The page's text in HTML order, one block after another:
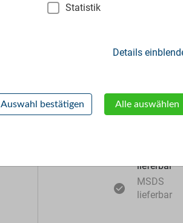
Zusätzliche
lieferbar
MSDS
lieferbar
Statistik
Details
Auswahl bestätigen Alle auswählen